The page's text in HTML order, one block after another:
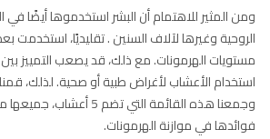
ومن المثير للاهتمام أن البشر استخدموها أيضًا
الروحية وغيرها لآلاف السنين . تقليديًا، استخدمت
مستويات الهرمونات. مع ذلك، قد يصعب التمييز بين
استخدام الأعشاب لأغراض طبية أو صحية. لذلك، قمنا
وجمعنا هذه القائمة التي
فوائدها في موازنة الهرمونات.